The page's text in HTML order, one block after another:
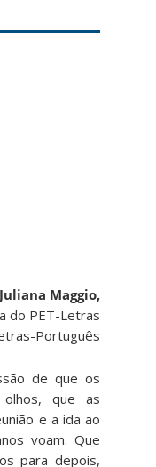
Juliana Maggio,
do PET-Letras
Português
de que os
que as
e a ida ao
voam. Que
para depois,